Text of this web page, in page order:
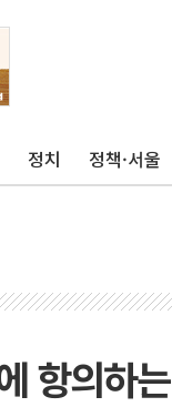
정치 정책·서울
항의하